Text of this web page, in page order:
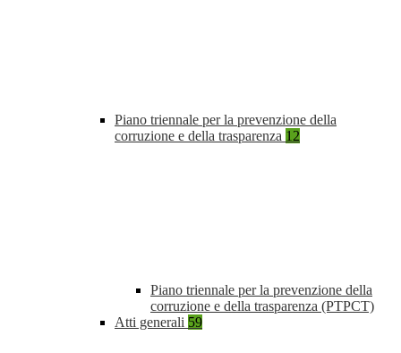
Piano triennale per la prevenzione della
corruzione e della trasparenza 12
Piano triennale per la prevenzione della
corruzione e della trasparenza (PTPCT)
Atti generali 59